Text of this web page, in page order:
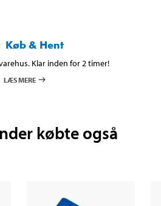
Køb & Hent
Klar inden for 2 timer!
LÆS MERE
købte også